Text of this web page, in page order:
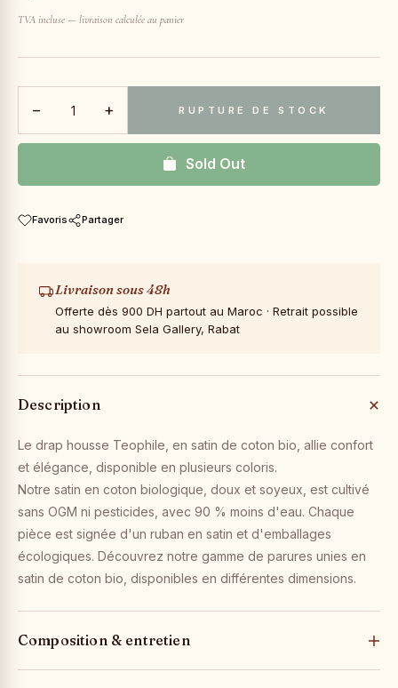
TVA incluse — livraison calculée au panier
− + RUPTURE DE STOCK
Sold Out
Favoris Partager
Livraison sous 48h
Offerte dès 900 DH partout au Maroc · Retrait possible
au showroom Sela Gallery, Rabat
Description
Le drap housse Teophile, en satin de coton bio, allie confort
et élégance, disponible en plusieurs coloris.
Notre satin en coton biologique, doux et soyeux, est cultivé
sans OGM ni pesticides, avec 90 % moins d'eau. Chaque
pièce est signée d'un ruban en satin et d'emballages
écologiques. Découvrez notre gamme de parures unies en
satin de coton bio, disponibles en différentes dimensions.
Composition & entretien